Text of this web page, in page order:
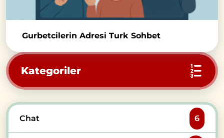
Gurbetcilerin Adresi Turk Sohbet
Kategoriler
Chat 6